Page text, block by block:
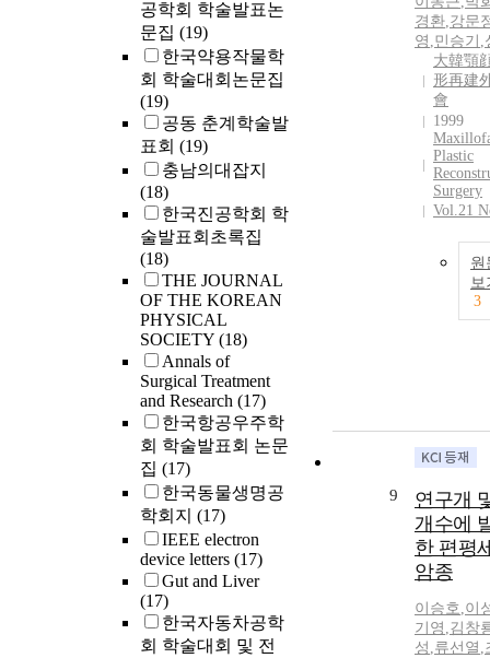
공학회 학술발표논
문집 (19)
한국약용작물학
회 학술대회논문집
(19)
공동 춘계학술발
표회 (19)
충남의대잡지
(18)
한국진공학회 학
술발표회초록집
(18)
THE JOURNAL
OF THE KOREAN
PHYSICAL
SOCIETY (18)
Annals of
Surgical Treatment
and Research (17)
한국항공우주학
회 학술발표회 논문
집 (17)
한국동물생명공
학회지 (17)
IEEE electron
device letters (17)
Gut and Liver
(17)
한국자동차공학
회 학술대회 및 전
경환,강문
영 ,민승기 ,
大韓顎
形再建
會
1999
Plastic
Surgery
Vol.21
원
보
3
9
연구개
개수에
한 편평
암종
이승호,이
기영 ,김창
성 ,류선열 ,